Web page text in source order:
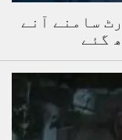
سامنے آنے
گئے